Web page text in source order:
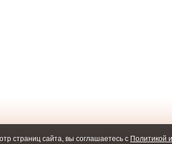
страниц сайта, вы соглашаетесь с Политикой